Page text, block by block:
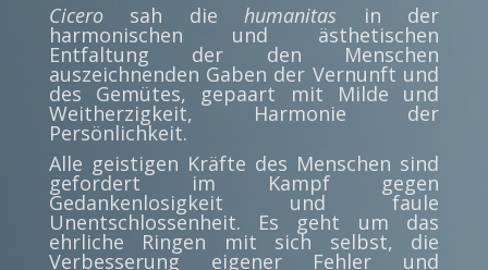
Cicerosah diehumanitas in der
harmonischen und ästhetischen
Entfaltung der den Menschen
auszeichnenden Gaben der Vernunft und
des Gemütes, gepaart mit Milde und
Weitherzigkeit, Harmonie der
Persönlichkeit.
Alle geistigen Kräfte des Menschen sind
gefordert im Kampf gegen
Gedankenlosigkeit und faule
Unentschlossenheit. Es geht um das
ehrliche Ringen mit sich selbst, die
Verbesserung eigener Fehler und